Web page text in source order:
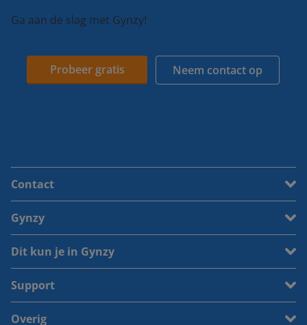
Ga aan de slag met Gynzy!
Probeer gratis Neem contact op
Contact
Gynzy
Dit kun je in Gynzy
Support
Overig